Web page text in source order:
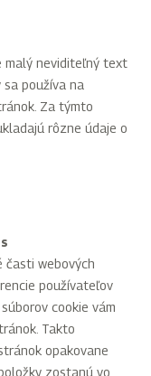
malý neviditeľný text
používa na
Za týmto
rôzne údaje o
časti webových
používateľov
cookie vám
Takto
opakovane
zostanú vo